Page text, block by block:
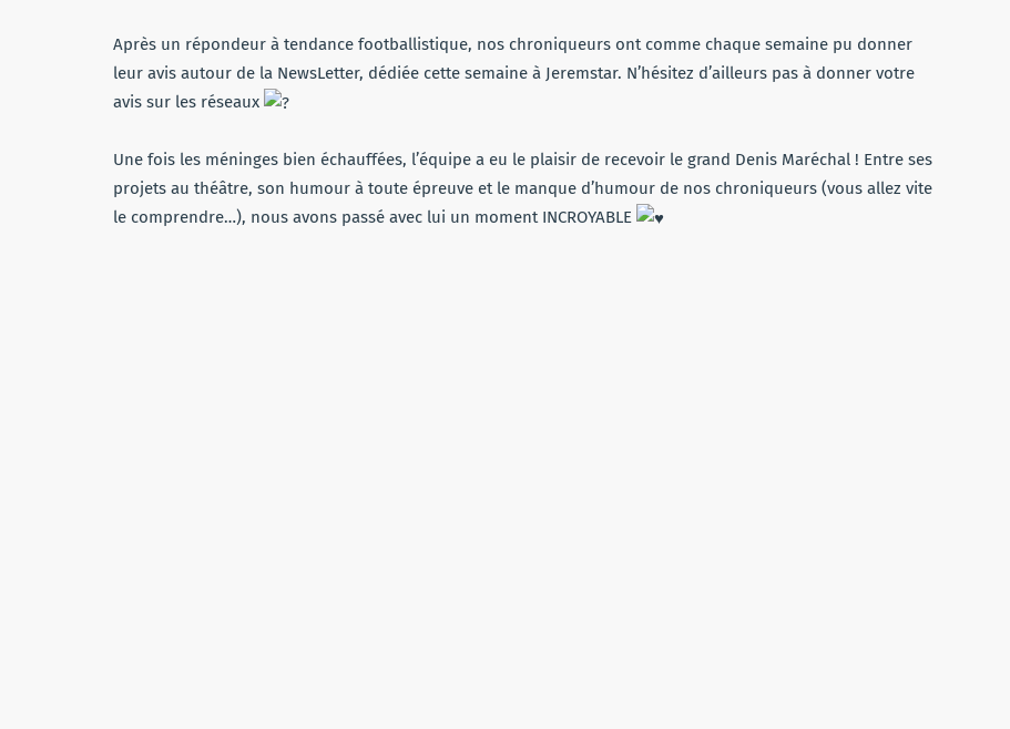
Après un répondeur à tendance footballistique, nos chroniqueurs ont comme chaque semaine pu donner
leur avis autour de la NewsLetter, dédiée cette semaine à Jeremstar. N’hésitez d’ailleurs pas à donner votre
avis sur les réseaux
Une fois les méninges bien échauffées, l’équipe a eu le plaisir de recevoir le grand Denis Maréchal ! Entre ses
projets au théâtre, son humour à toute épreuve et le manque d’humour de nos chroniqueurs (vous allez vite
le comprendre…), nous avons passé avec lui un moment INCROYABLE